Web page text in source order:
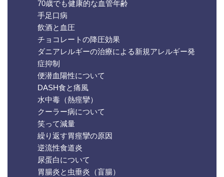
70歳でも健康的な血管年齢
手足口病
飲酒と血圧
チョコレートの降圧効果
ダニアレルギーの治療による新規アレルギー発
症抑制
便潜血陽性について
DASH食と痛風
水中毒（熱痙攣）
クーラー病について
笑って減量
繰り返す胃痙攣の原因
逆流性食道炎
尿蛋白について
胃腸炎と虫垂炎（盲腸）